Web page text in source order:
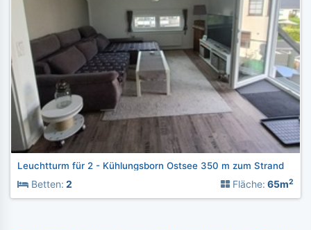
Leuchtturm für 2 - Kühlungsborn Ostsee 350 m zum Strand
Betten: 2 Fläche: 65m2